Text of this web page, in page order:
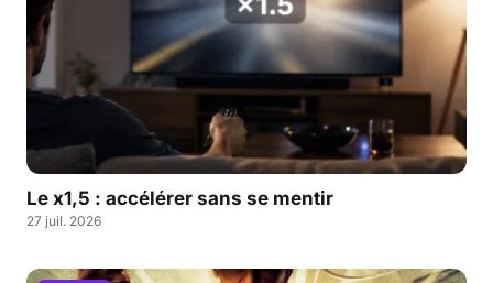
Le x1,5 : accélérer sans se mentir
27 juil. 2026